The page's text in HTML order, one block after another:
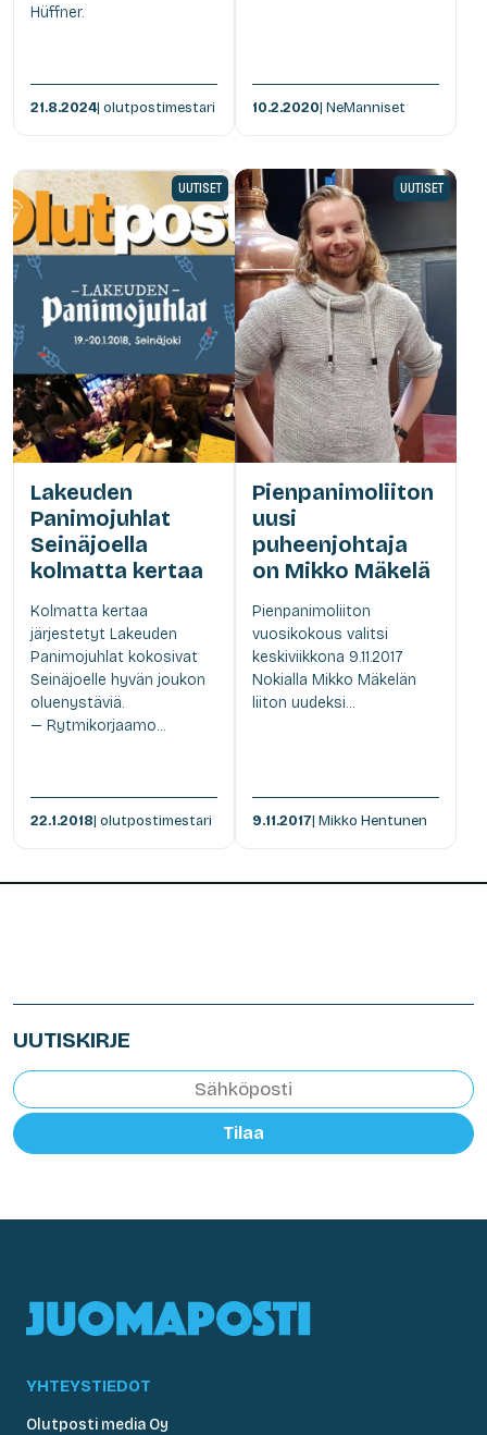
Hüffner.
21.8.2024| olutpostimestari 10.2.2020| NeManniset
UUTISET
Lakeuden
Panimojuhlat
Seinäjoella
kolmatta kertaa
Kolmatta kertaa
järjestetyt Lakeuden
Panimojuhlat kokosivat
Seinäjoelle hyvän joukon
oluenystäviä.
— Rytmikorjaamo...
22.1.2018| olutpostimestari
UUTISET
Pienpanimoliiton
uusi
puheenjohtaja
on Mikko Mäkelä
Pienpanimoliiton
vuosikokous valitsi
keskiviikkona 9.11.2017
Nokialla Mikko Mäkelän
liiton uudeksi...
9.11.2017| Mikko Hentunen
UUTISKIRJE
Tilaa
YHTEYSTIEDOT
Olutposti media Oy